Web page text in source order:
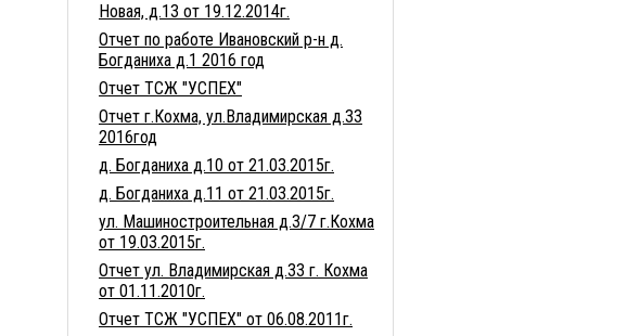
Новая, д.13 от 19.12.2014г.
Отчет по работе Ивановский р-н д.
Богданиха д.1 2016 год
Отчет ТСЖ "УСПЕХ"
Отчет г.Кохма, ул.Владимирская д.33
2016год
д. Богданиха д.10 от 21.03.2015г.
д. Богданиха д.11 от 21.03.2015г.
ул. Машиностроительная д.3/7 г.Кохма
от 19.03.2015г.
Отчет ул. Владимирская д.33 г. Кохма
от 01.11.2010г.
Отчет ТСЖ "УСПЕХ" от 06.08.2011г.